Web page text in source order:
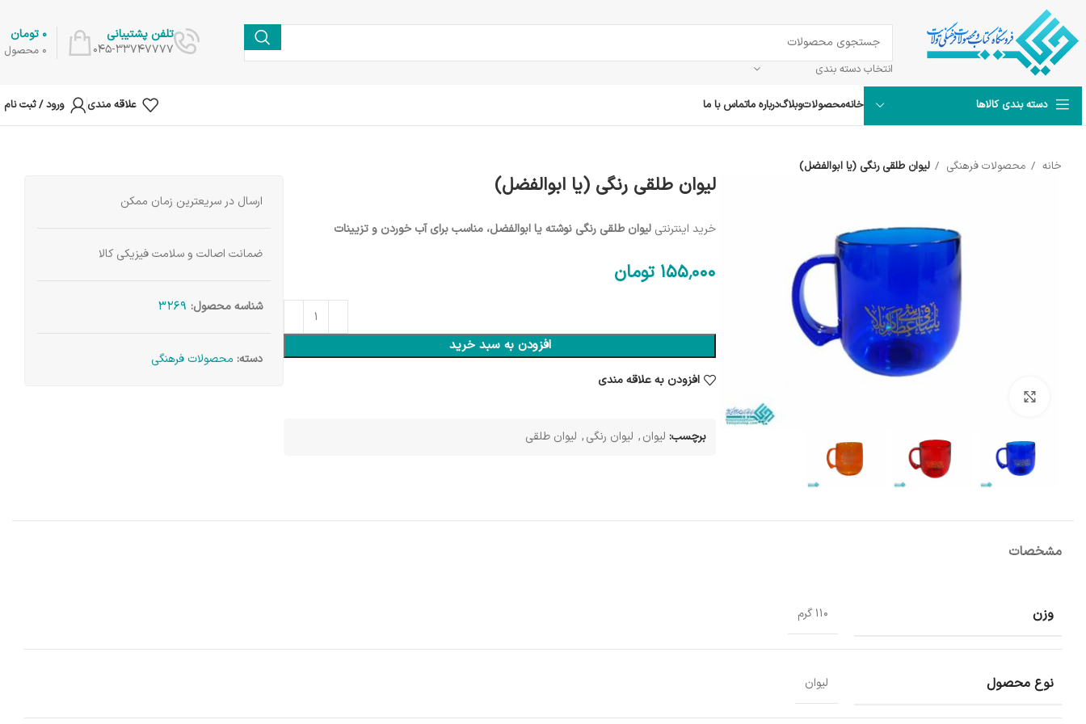
انتخاب دسته بندی
تلفن پشتیبانی
045-33747777
0 محصول
0 تومان
دسته بندی کالاها خانهمحصولاتوبلاگدرباره ماتماس با ما علاقه مندی ورود / ثبت نام
خانه محصولات فرهنگی لیوان طلقی رنگی (یا ابوالفضل)
لیوان طلقی رنگی (یا ابوالفضل)
خرید اینترنتی لیوان طلقی رنگی نوشته یا ابوالفضل، مناسب برای آب خوردن و تزیینات
155٬000 تومان
افزودن به سبد خرید
افزودن به علاقه مندی
برچسب: لیوان, لیوان رنگی, لیوان طلقی
ارسال در سریعترین زمان ممکن
ضمانت اصالت و سلامت فیزیکی کالا
شناسه محصول: 3269
دسته: محصولات فرهنگی
مشخصات
وزن 110 گرم
نوع محصول لیوان